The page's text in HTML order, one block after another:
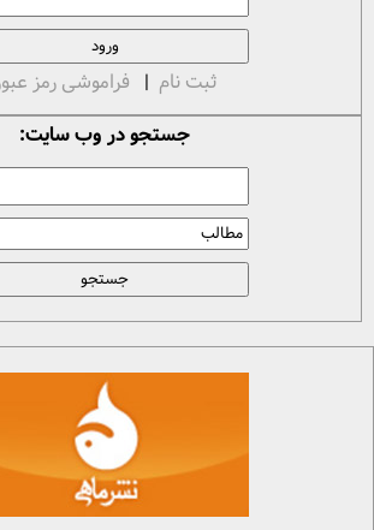
ثبت نام | فراموشی رمز
جستجو در وب سایت: